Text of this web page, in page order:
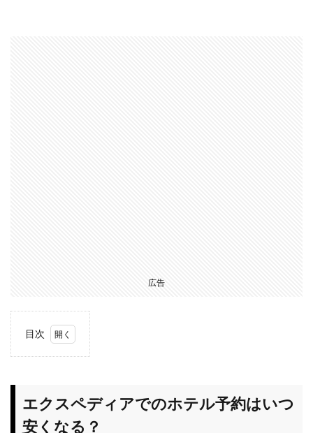
広告
目次
ディ
アで
のホ
エクスペディアでのホテル予約はいつ
安くなる？